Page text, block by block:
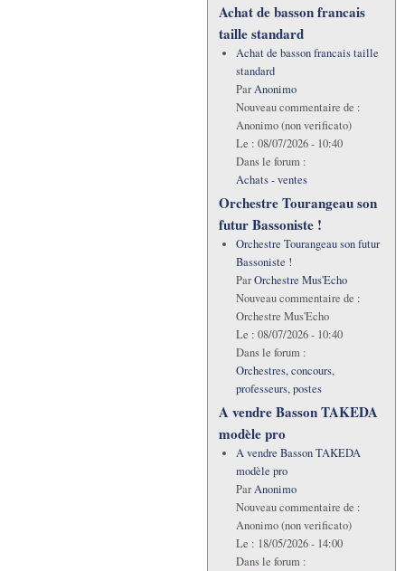
Achat de basson francais
taille standard
Achat de basson francais taille
standard
ParAnonimo
Nouveau commentaire de :
Anonimo (non verificato)
Le : 08/07/2026 - 10:40
Dans le forum :
Achats - ventes
Orchestre Tourangeau son
futur Bassoniste !
Orchestre Tourangeau son futur
Bassoniste !
ParOrchestre Mus'Echo
Nouveau commentaire de :
Orchestre Mus'Echo
Le : 08/07/2026 - 10:40
Dans le forum :
Orchestres, concours,
professeurs, postes
A vendre Basson TAKEDA
modèle pro
A vendre Basson TAKEDA
modèle pro
ParAnonimo
Nouveau commentaire de :
Anonimo (non verificato)
Le : 18/05/2026 - 14:00
Dans le forum :